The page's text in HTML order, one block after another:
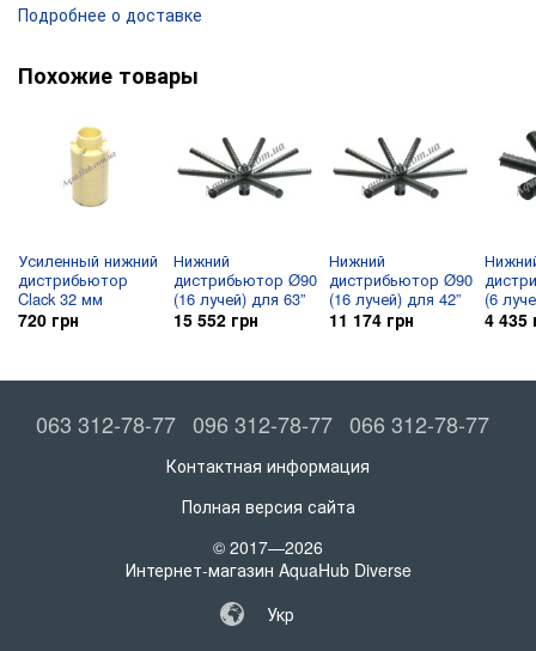
Подробнее о доставке
Похожие товары
Усиленный нижний
дистрибьютор
Clack 32 мм
720 грн
Нижний
дистрибьютор Ø90
(16 лучей) для 63”
15 552 грн
Нижний
дистрибьютор Ø90
(16 лучей) для 42”
11 174 грн
(6
4 435
063 312-78-77 096 312-78-77 066 312-78-77
Контактная информация
Полная версия сайта
© 2017—2026
Интернет-магазин AquaHub Diverse
Укр